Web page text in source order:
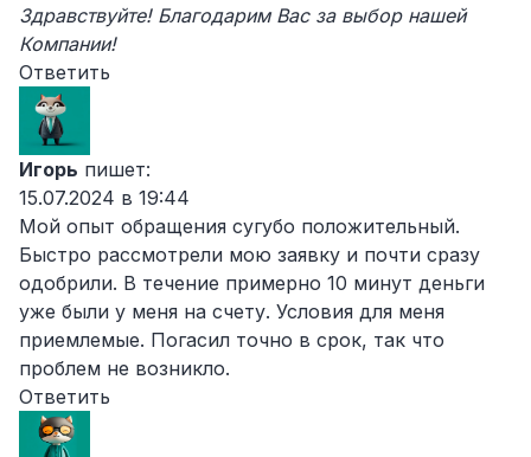
Здравствуйте! Благодарим Вас за выбор нашей
Компании!
Ответить
Игорь пишет:
15.07.2024 в 19:44
Мой опыт обращения сугубо положительный.
Быстро рассмотрели мою заявку и почти сразу
одобрили. В течение примерно 10 минут деньги
уже были у меня на счету. Условия для меня
приемлемые. Погасил точно в срок, так что
проблем не возникло.
Ответить